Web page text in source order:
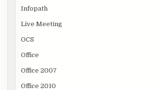
Infopath
Live Meeting
OCS
Office
Office 2007
Office 2010